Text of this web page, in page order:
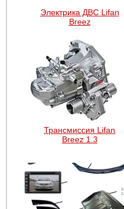
Электрика ДВС Lifan
Breez
Трансмиcсия Lifan
Breez 1.3